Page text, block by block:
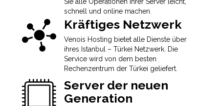
schnell und online machen.
Kräftiges Netzwerk
Venois Hosting bietet alle Dienste über
ihres Istanbul – Türkei Netzwerk. Die
Service wird von dem besten
Rechenzentrum der Türkei geliefert.
Server der neuen
Generation